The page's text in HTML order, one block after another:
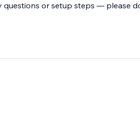
or setup steps — please